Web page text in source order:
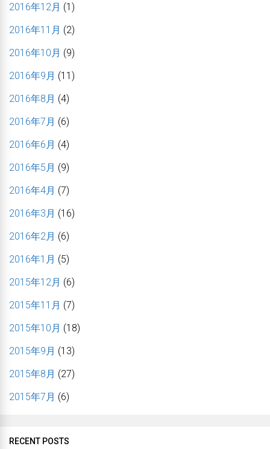
2016年12月 (1)
2016年11月 (2)
2016年10月 (9)
2016年9月 (11)
2016年8月 (4)
2016年7月 (6)
2016年6月 (4)
2016年5月 (9)
2016年4月 (7)
2016年3月 (16)
2016年2月 (6)
2016年1月 (5)
2015年12月 (6)
2015年11月 (7)
2015年10月 (18)
2015年9月 (13)
2015年8月 (27)
2015年7月 (6)
RECENT POSTS